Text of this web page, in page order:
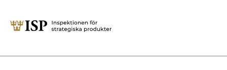
Söktips: